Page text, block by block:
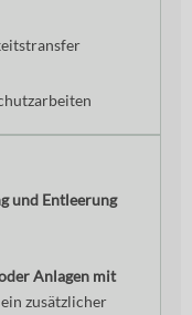
und Entleerung
Anlagen mit
zusätzlicher